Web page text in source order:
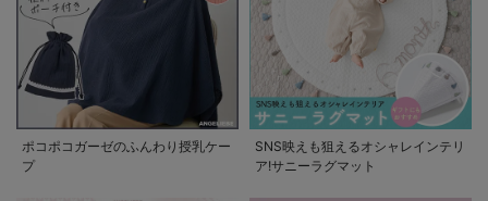
ポコポコガーゼのふんわり授乳ケー
プ
SNS映えも狙えるオシャレインテリ
ア!サニーラグマット